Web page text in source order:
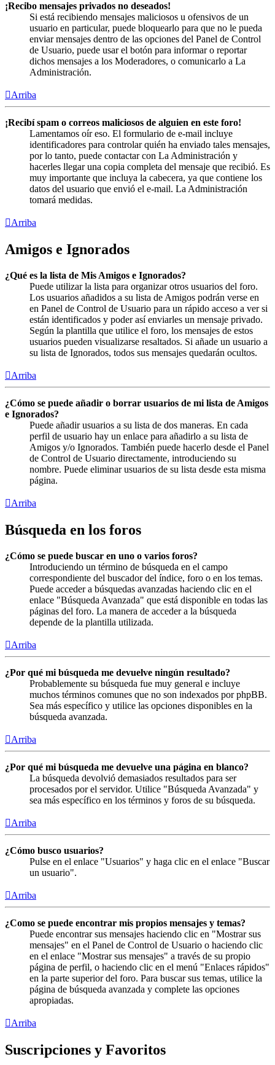
¡Recibo mensajes privados no deseados!
Si está recibiendo mensajes maliciosos u ofensivos de un
usuario en particular, puede bloquearlo para que no le pueda
enviar mensajes dentro de las opciones del Panel de Control
de Usuario, puede usar el botón para informar o reportar
dichos mensajes a los Moderadores, o comunicarlo a La
Administración.
Arriba
¡Recibí spam o correos maliciosos de alguien en este foro!
Lamentamos oír eso. El formulario de e-mail incluye
identificadores para controlar quién ha enviado tales mensajes,
por lo tanto, puede contactar con La Administración y
hacerles llegar una copia completa del mensaje que recibió. Es
muy importante que incluya la cabecera, ya que contiene los
datos del usuario que envió el e-mail. La Administración
tomará medidas.
Arriba
Amigos e Ignorados
¿Qué es la lista de Mis Amigos e Ignorados?
Puede utilizar la lista para organizar otros usuarios del foro.
Los usuarios añadidos a su lista de Amigos podrán verse en
en Panel de Control de Usuario para un rápido acceso a ver si
están identificados y poder así enviarles un mensaje privado.
Según la plantilla que utilice el foro, los mensajes de estos
usuarios pueden visualizarse resaltados. Si añade un usuario a
su lista de Ignorados, todos sus mensajes quedarán ocultos.
Arriba
¿Cómo se puede añadir o borrar usuarios de mi lista de Amigos
e Ignorados?
Puede añadir usuarios a su lista de dos maneras. En cada
perfil de usuario hay un enlace para añadirlo a su lista de
Amigos y/o Ignorados. También puede hacerlo desde el Panel
de Control de Usuario directamente, introduciendo su
nombre. Puede eliminar usuarios de su lista desde esta misma
página.
Arriba
Búsqueda en los foros
¿Cómo se puede buscar en uno o varios foros?
Introduciendo un término de búsqueda en el campo
correspondiente del buscador del índice, foro o en los temas.
Puede acceder a búsquedas avanzadas haciendo clic en el
enlace "Búsqueda Avanzada" que está disponible en todas las
páginas del foro. La manera de acceder a la búsqueda
depende de la plantilla utilizada.
Arriba
¿Por qué mi búsqueda me devuelve ningún resultado?
Probablemente su búsqueda fue muy general e incluye
muchos términos comunes que no son indexados por phpBB.
Sea más específico y utilice las opciones disponibles en la
búsqueda avanzada.
Arriba
¿Por qué mi búsqueda me devuelve una página en blanco?
La búsqueda devolvió demasiados resultados para ser
procesados por el servidor. Utilice "Búsqueda Avanzada" y
sea más específico en los términos y foros de su búsqueda.
Arriba
¿Cómo busco usuarios?
Pulse en el enlace "Usuarios" y haga clic en el enlace "Buscar
un usuario".
Arriba
¿Como se puede encontrar mis propios mensajes y temas?
Puede encontrar sus mensajes haciendo clic en "Mostrar sus
mensajes" en el Panel de Control de Usuario o haciendo clic
en el enlace "Mostrar sus mensajes" a través de su propio
página de perfil, o haciendo clic en el menú "Enlaces rápidos"
en la parte superior del foro. Para buscar sus temas, utilice la
página de búsqueda avanzada y complete las opciones
apropiadas.
Arriba
Suscripciones y Favoritos